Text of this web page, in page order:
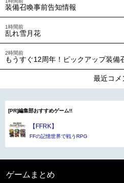
装備召喚事前告知情報
1時間前
乱れ雪月花
2時間前
もうすぐ12周年！ピックアップ装備
最近コメ
[PR]編集部おすすめゲーム!!
【FFRK】
FFの記憶世界で戦うRPG
ゲームまとめ